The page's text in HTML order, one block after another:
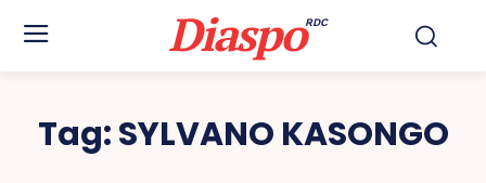
DiaspoRDC
Tag:SYLVANO KASONGO